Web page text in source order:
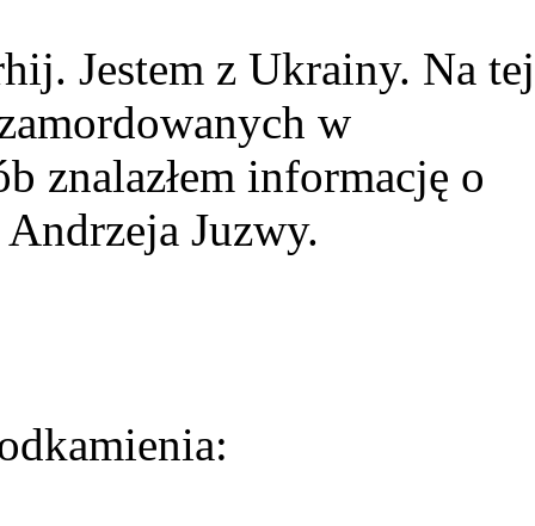
Jestem z Ukrainy. Na tej
w
znalazłem informację o
Juzwy.